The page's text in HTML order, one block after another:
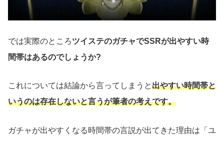
では実際のところツイステのガチャでSSRが出やすい時
間帯はあるのでしょうか?
これについては結論から言ってしまうと出やすい時間帯と
いうのは存在しないと言うが筆者の考えです。
ガチャが出やすくなる時間帯の言説が出てきた理由は「ユ